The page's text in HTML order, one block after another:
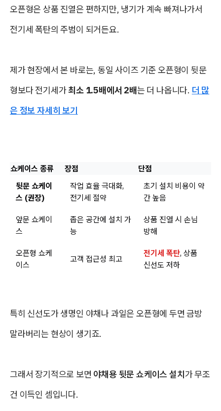
오픈형은 상품 진열은 편하지만, 냉기가 계속 빠져나가서
전기세 폭탄의 주범이 되거든요.
제가 현장에서 본 바로는, 동일 사이즈 기준 오픈형이 뒷문
형보다 전기세가최소 1.5배에서 2배는 더 나옵니다. 더 많
은 정보 자세히 보기
쇼케이스 종류 장점
단점
뒷문 쇼케이
스 (권장)
작업 효율 극대화,
전기세 절약
초기 설치 비용이 약
간 높음
앞문 쇼케이
스
좁은 공간에 설치 가
능
상품 진열 시 손님
방해
오픈형 쇼케
이스
고객 접근성 최고
전기세 폭탄, 상품
신선도 저하
특히 신선도가 생명인 야채나 과일은 오픈형에 두면 금방
말라버리는 현상이 생기죠.
그래서 장기적으로 보면 야채용 뒷문 쇼케이스 설치가 무조
건 이득인 셈입니다.